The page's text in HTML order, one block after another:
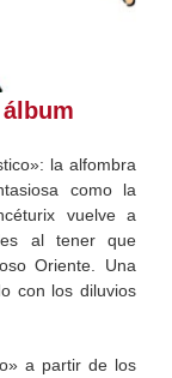
la alfombra
como la
vuelve a
al tener que
Oriente. Una
con los diluvios
a partir de los